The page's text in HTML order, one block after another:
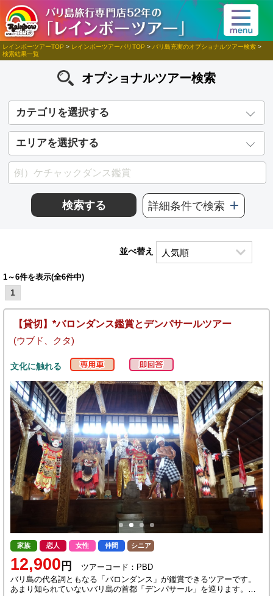
レインボーツアーTOP > レインボーツアーバリTOP > バリ島充実のオプショナルツアー検索 >
検索結果一覧
オプショナルツアー検索
カテゴリを選択する
エリアを選択する
検索する 詳細条件で検索
並べ替え
1～6件を表示(全6件中)
1
【貸切】*バロンダンス鑑賞とデンパサールツアー
(ウブド、クタ)
文化に触れる
家族 恋人 女性 仲間 シニア
12,900 円
ツアーコード：PBD
バリ島の代名詞ともなる「バロンダンス」が鑑賞できるツアーです。
あまり知られていないバリ島の首都「デンパサール」を巡ります。…